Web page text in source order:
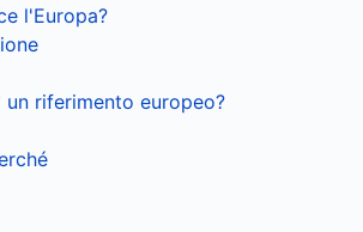
l'Europa?
riferimento europeo?